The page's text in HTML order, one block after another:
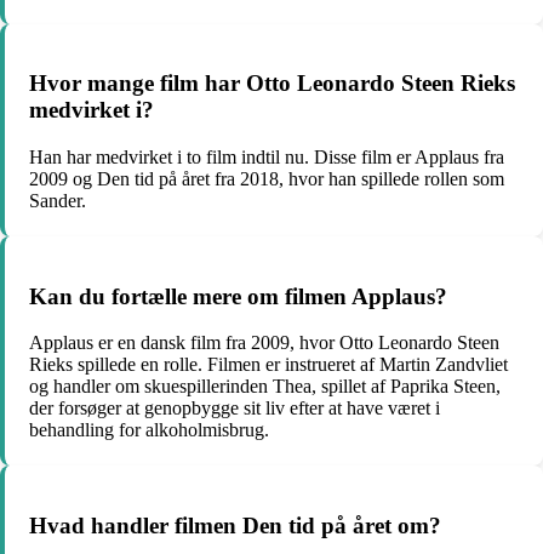
Hvor mange film har Otto Leonardo Steen Rieks
medvirket i?
Han har medvirket i to film indtil nu. Disse film er Applaus fra
2009 og Den tid på året fra 2018, hvor han spillede rollen som
Sander.
Kan du fortælle mere om filmen Applaus?
Applaus er en dansk film fra 2009, hvor Otto Leonardo Steen
Rieks spillede en rolle. Filmen er instrueret af Martin Zandvliet
og handler om skuespillerinden Thea, spillet af Paprika Steen,
der forsøger at genopbygge sit liv efter at have været i
behandling for alkoholmisbrug.
Hvad handler filmen Den tid på året om?